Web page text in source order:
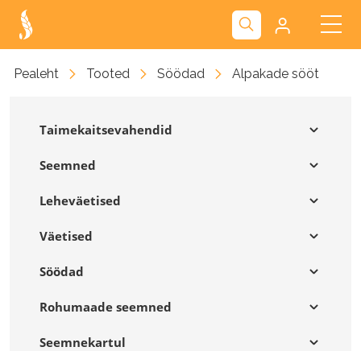
Kliendiportaal
Pealeht Tooted Söödad Alpakade sööt
Taimekaitsevahendid
Seemned
Leheväetised
Väetised
Söödad
Rohumaade seemned
Seemnekartul